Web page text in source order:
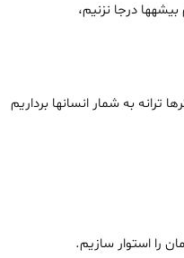
نزنیم،
شمار انسان‏ها برداریم
سازیم.